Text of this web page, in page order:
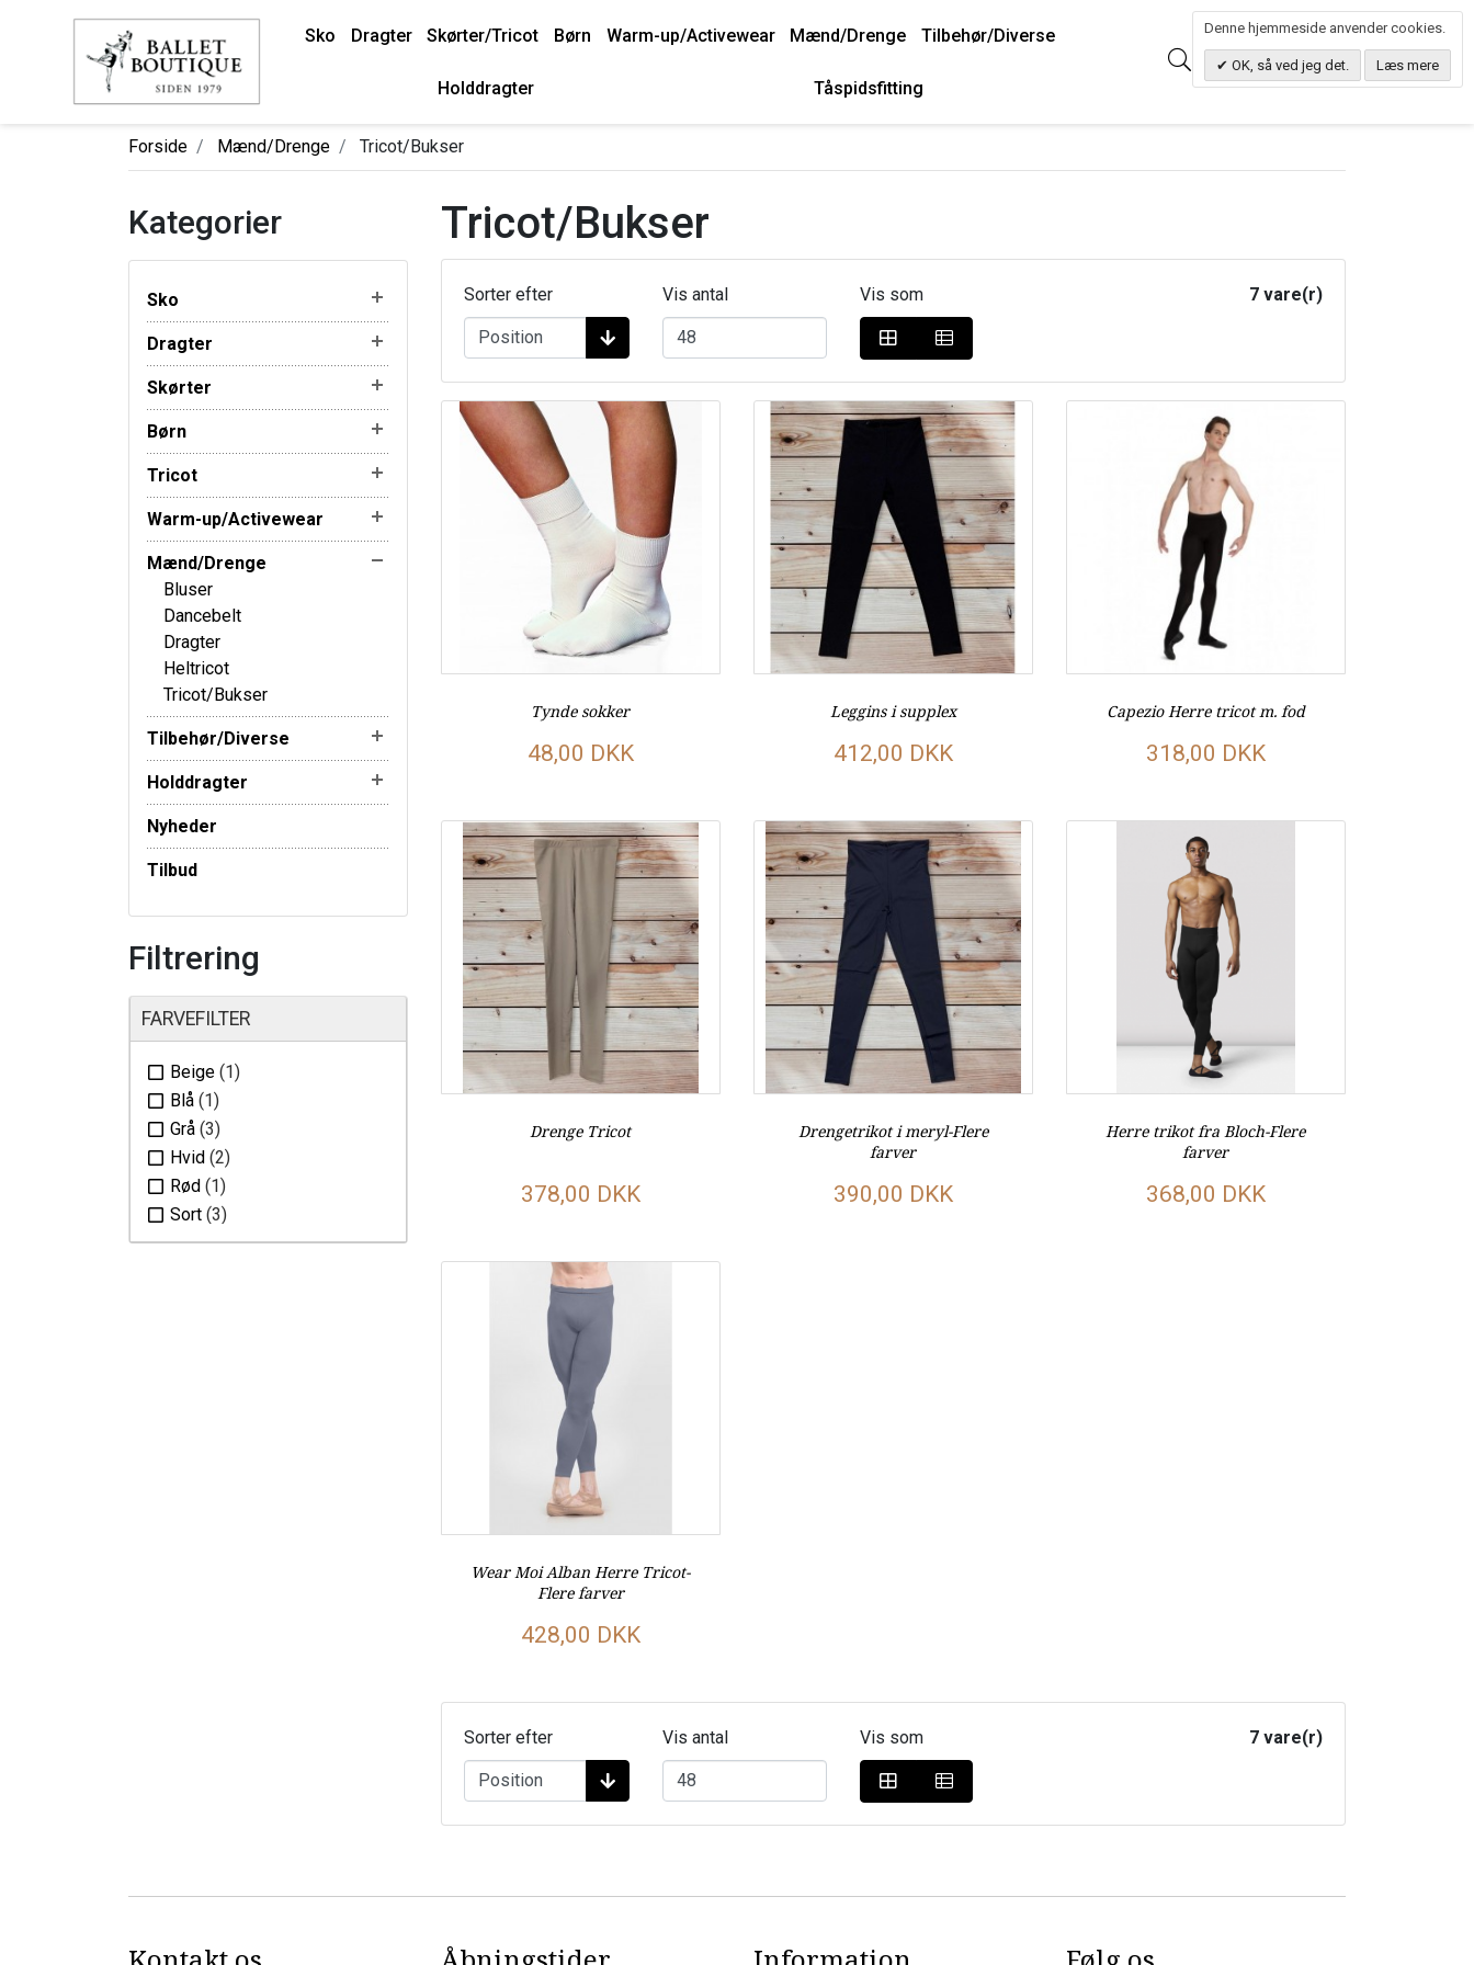
Sko Dragter Skørter/Tricot Børn Warm-up/Activewear Mænd/Drenge Tilbehør/Diverse
Holddragter Tåspidsfitting
Søg 0.00 DKK
Forside Mænd/Drenge Tricot/Bukser
Kategorier
Sko
Dragter
Skørter
Børn
Tricot
Warm-up/Activewear
Mænd/Drenge
Bluser
Dancebelt
Dragter
Heltricot
Tricot/Bukser
Tilbehør/Diverse
Holddragter
Nyheder
Tilbud
Filtrering
FARVEFILTER
Beige (1)
Blå (1)
Grå (3)
Hvid (2)
Rød (1)
Sort (3)
Tricot/Bukser
Sorter efter Vis antal Vis som 7 vare(r)
Tynde sokker
48,00 DKK
Leggins i supplex
412,00 DKK
Capezio Herre tricot m. fod
318,00 DKK
Drenge Tricot
378,00 DKK
Drengetrikot i meryl-Flere
farver
390,00 DKK
Herre trikot fra Bloch-Flere
farver
368,00 DKK
Wear Moi Alban Herre Tricot-
Flere farver
428,00 DKK
Sorter efter Vis antal Vis som 7 vare(r)
Denne hjemmeside anvender cookies.
OK, så ved jeg det. Læs mere